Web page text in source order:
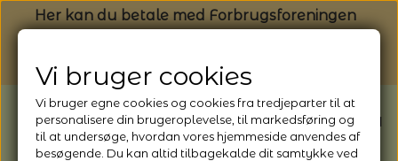
Her kan du betale med Forbrugsforeningen
BEMÆRK: Butikken har ferielukket* fra
1/8 - 9/8 - 2026
Vi bruger cookies
Vi bruger egne cookies og cookies fra tredjeparter til at
personalisere din brugeroplevelse, til markedsføring og
til at undersøge, hvordan vores hjemmeside anvendes af
besøgende. Du kan altid tilbagekalde dit samtykke ved